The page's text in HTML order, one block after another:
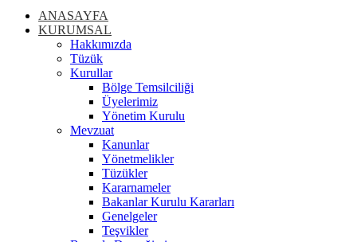
ANASAYFA
KURUMSAL
Hakkımızda
Tüzük
Kurullar
Bölge Temsilciliği
Üyelerimiz
Yönetim Kurulu
Mevzuat
Kanunlar
Yönetmelikler
Tüzükler
Kararnameler
Bakanlar Kurulu Kararları
Genelgeler
Teşvikler